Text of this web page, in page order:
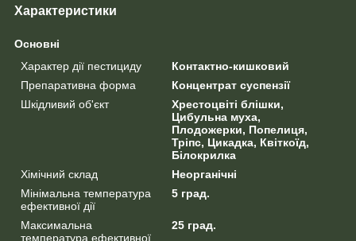
Характеристики
Основні
Характер дії пестициду
Контактно-кишковий
Препаративна форма
Концентрат суспензії
Шкідливий об'єкт
Хрестоцвіті блішки,
Цибульна муха,
Плодожерки, Попелиця,
Тріпс, Цикадка, Квіткоїд,
Білокрилка
Хімічний склад
Неорганічні
Мінімальна температура
ефективної дії
5 град.
Максимальна
температура ефективної
25 град.